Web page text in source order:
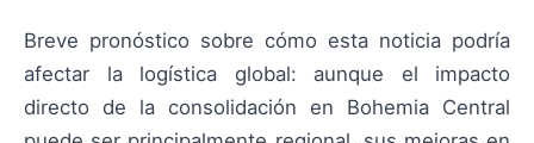
Breve pronóstico sobre cómo esta noticia podría
afectar la logística global: aunque el impacto
directo de la consolidación en Bohemia Central